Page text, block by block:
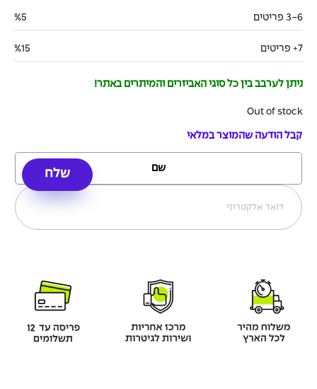
3-6 פריטים %5
7+ פריטים %15
ניתן לערבב בין כל סוגי האביזרים והמיתרים באתר!
Out of stock
קבל הודעה שהמוצר במלאי